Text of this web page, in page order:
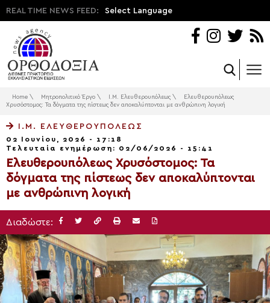
REAL TIME NEWS FEED: Select Language
Home \ Μητροπολιτικό Έργο \ Ι.Μ. Ελευθερουπόλεως \
Ελευθερουπόλεως
Χρυσόστομος: Τα δόγματα της πίστεως δεν αποκαλύπτονται με ανθρώπινη λογική
Ι.Μ. ΕΛΕΥΘΕΡΟΥΠΌΛΕΩΣ
02 Ιουνίου, 2026 - 17:18
Τελευταία ενημέρωση: 02/06/2026 - 15:41
Ελευθερουπόλεως Χρυσόστομος: Τα
δόγματα της πίστεως δεν αποκαλύπτονται
με ανθρώπινη λογική
Διαδώστε: